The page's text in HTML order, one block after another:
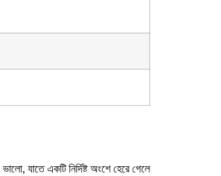
যাতে একটি নির্দিষ্ট অংশে হেরে গেলে